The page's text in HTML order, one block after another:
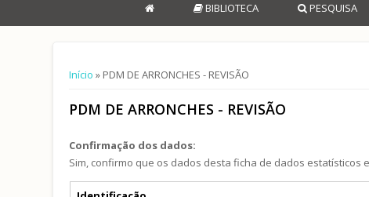
BIBLIOTECA PESQUISA
Está aqui
Início » PDM DE ARRONCHES - REVISÃO
PDM DE ARRONCHES - REVISÃO
Confirmação dos dados:
Sim, confirmo que os dados desta ficha de dados estatísticos
Separadores verticais